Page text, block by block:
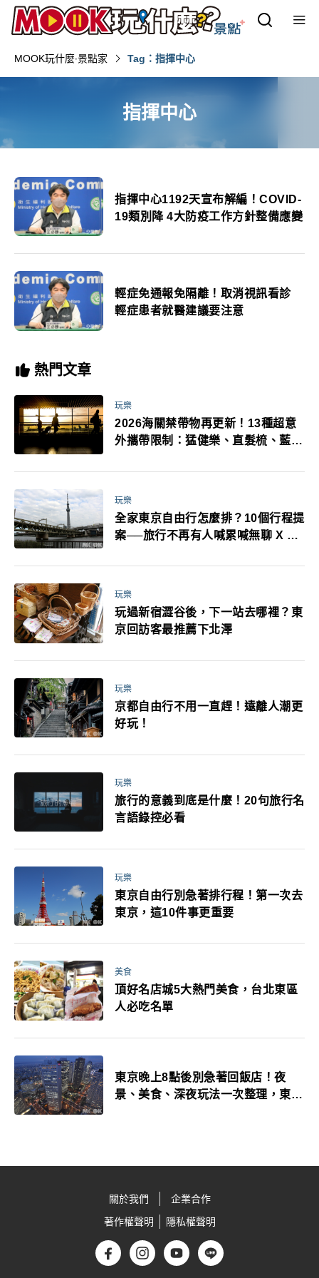
MOOK玩什麼‧景點家 Tag：指揮中心
指揮中心
指揮中心1192天宣布解編！COVID-
19類別降 4大防疫工作方針整備應變
輕症免通報免隔離！取消視訊看診
輕症患者就醫建議要注意
熱門文章
玩樂
2026海關禁帶物再更新！13種超意
外攜帶限制：猛健樂、直髮梳、藍牙
萬！注意事項一次看！
玩樂
全家東京自由行怎麼排？10個行程提
案──旅行不再有人喊累喊無聊 X 爸
玩樂
玩過新宿澀谷後，下一站去哪裡？東
京回訪客最推薦下北澤
玩樂
京都自由行不用一直趕！遠離人潮更
好玩！
玩樂
旅行的意義到底是什麼！20句旅行名
言語錄控必看
玩樂
東京自由行別急著排行程！第一次去
東京，這10件事更重要
美食
頂好名店城5大熱門美食，台北東區
人必吃名單
東京晚上8點後別急著回飯店！夜
景、美食、深夜玩法一次整理，東京
關於我們
企業合作
著作權聲明
隱私權聲明